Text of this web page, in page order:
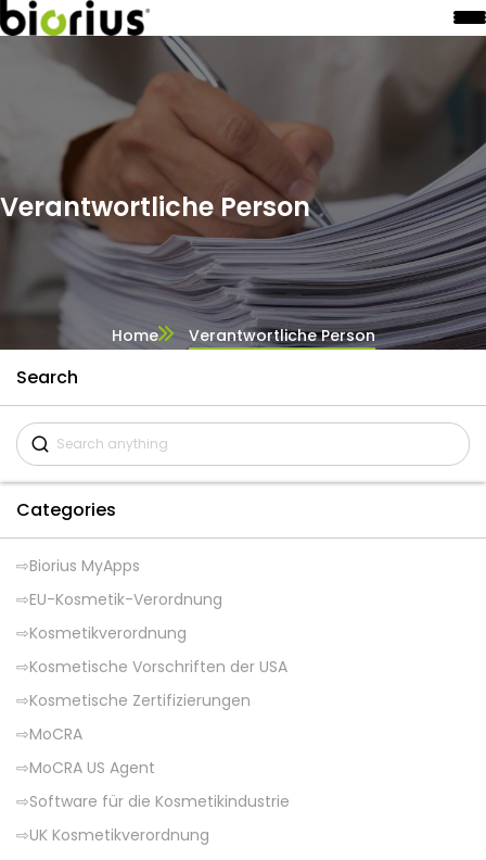
Verantwortliche Person
Home Verantwortliche Person
Search
Categories
Biorius MyApps
EU-Kosmetik-Verordnung
Kosmetikverordnung
Kosmetische Vorschriften der USA
Kosmetische Zertifizierungen
MoCRA
MoCRA US Agent
Software für die Kosmetikindustrie
UK Kosmetikverordnung